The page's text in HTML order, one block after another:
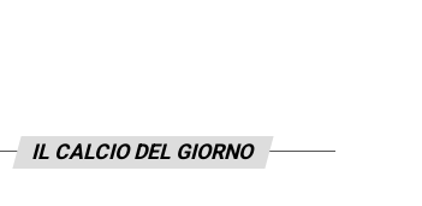
IL CALCIO DEL GIORNO